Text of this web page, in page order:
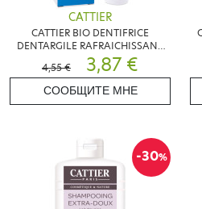
CATTIER
CATTIER BIO DENTIFRICE
DENTARGILE RAFRAICHISSANT
75ML
4,55 € 3,87 €
СООБЩИТЕ МНЕ
-30%